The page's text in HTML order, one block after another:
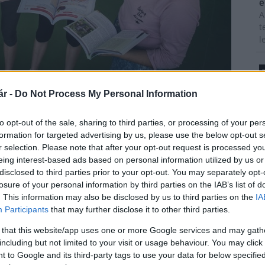
- Do Not Process My Personal Information
opt-out of the sale, sharing to third parties, or processing of your
for targeted advertising by us, please use the below opt-out
selection. Please note that after your opt-out request is processed
interest-based ads based on personal information utilized by us
to third parties prior to your opt-out. You may separately
of your personal information by third parties on the IAB’s list of
This information may also be disclosed by us to third parties on the
Participants that may further disclose it to other third parties.
that this website/app uses one or more Google services and may
but not limited to your visit or usage behaviour. You may
to Google and its third-party tags to use your data for below
kormany.hu
diák ingyenesen kapja meg a tankönyveket. Ez
jelent a családoknak - mondta az államtitkár.
mondván, ezzel nemcsak iskolaváltás esetén
megszerzésének az esélyei is jobbak a különböző
megteremtésével is az volt a cél, hogy
aki hátrányos helyzetű térségbe születik.
350 tanuló jár, és közel 4 millió forint
az elmúlt években megújultak, sokat
tanulhatnak a diákok.